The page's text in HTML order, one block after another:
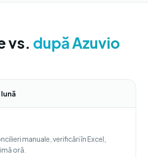
vs. după Azuvio
manuale, verificări în Excel,
oră.